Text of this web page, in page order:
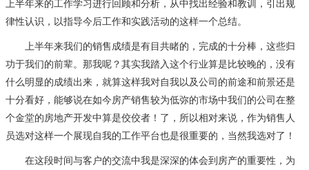
上半年来的工作学习进行回顾和分析，从中找出经验和教训，引出规
律性认识，以指导今后工作和实践活动的这样一个总结。
上半年来我们的销售成绩是有目共睹的，完成的十分棒，这些归
功于我们的前辈。那我呢？其实我踏入这个行业算是比较晚的，没有
什么明显的成绩出来，就算这样我对自我以及公司的前途和前景还是
十分看好，能够说在如今房产销售较为低弥的市场中我们的公司在整
个金堂的房地产开发中算是佼佼者！了，所以相对来说，作为销售人
员选对这样一个展现自我的工作平台也是很重要的，当然我选对了！
在这段时间与客户的交流中我是深深的体会到房产的重要性，为